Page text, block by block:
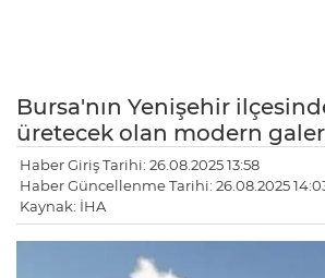
Bursa'nın Yenişehir
üretecek olan modern
Haber Giriş Tarihi: 26.08.2025 13:58
Haber Güncellenme Tarihi: 26.08.2025
Kaynak: İHA